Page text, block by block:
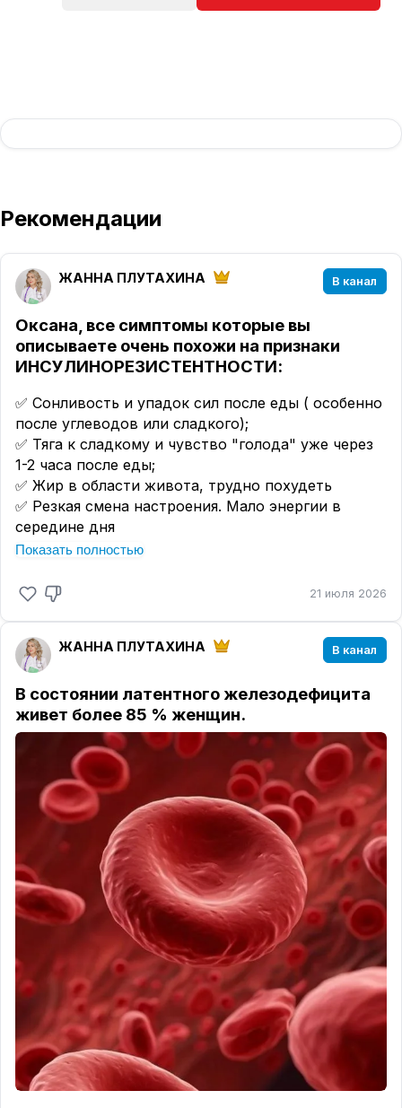
Рекомендации
ЖАННА ПЛУТАХИНА В канал
Оксана, все симптомы которые вы
описываете очень похожи на признаки
ИНСУЛИНОРЕЗИСТЕНТНОСТИ:
✅️ Сонливость и упадок сил после еды ( особенно
после углеводов или сладкого);
✅️ Тяга к сладкому и чувство "голода" уже через
1-2 часа после еды;
✅️ Жир в области живота, трудно похудеть
✅️ Резкая смена настроения. Мало энергии в
середине дня
✅️ Трудно сконцентрироваться. "Туман в голове"
немедленно съесть вплоть до трясучки.
И много других признаков, которые требуют
Чтобы подтвердить или опровергнуть данный
диагноз необходимо сдать анализы :
✅️ Инсулин
✅️ Глюкоза натощак
✅️ НОМА индекс
Данное состояние является предшественником
диабета 2 типа и требует обязательной
коррекции.
Если будут ваши реакции или комментарии
можем разобрать вопрос про
инсулинорезистентность отдельно.
К вегетативным расстройствам и какой то
особенной конституции данное состояние не
относится.
Показать полностью
21 июля 2026
ЖАННА ПЛУТАХИНА В канал
В состоянии латентного железодефицита
живет более 85 % женщин.